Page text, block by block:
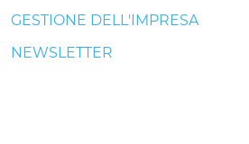
GESTIONE DELL'IMPRESA
NEWSLETTER